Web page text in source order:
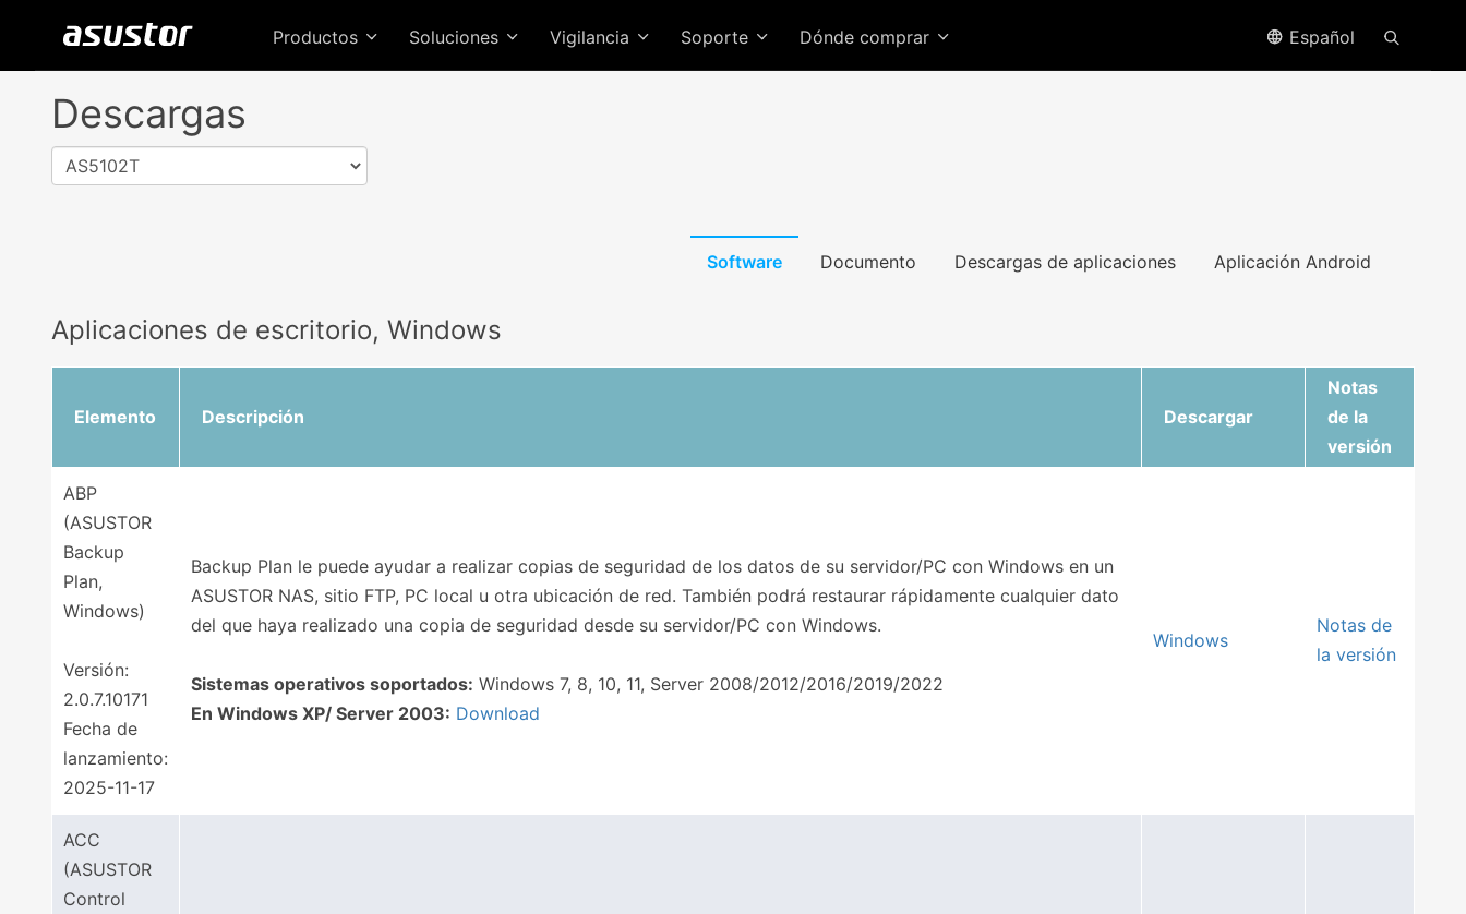
Productos Soluciones Vigilancia Soporte Dónde comprar Español
Descargas
AS5102T
Software Documento Descargas de aplicaciones Aplicación Android
Aplicaciones de escritorio, Windows
Elemento Descripción Descargar
Notas
de la
versión
ABP
(ASUSTOR
Backup
Plan,
Windows)
Versión:
2.0.7.10171
Fecha de
lanzamiento:
2025-11-17
Backup Plan le puede ayudar a realizar copias de seguridad de los datos de su servidor/PC con Windows en un
ASUSTOR NAS, sitio FTP, PC local u otra ubicación de red. También podrá restaurar rápidamente cualquier dato
del que haya realizado una copia de seguridad desde su servidor/PC con Windows.
Sistemas operativos soportados: Windows 7, 8, 10, 11, Server 2008/2012/2016/2019/2022
En Windows XP/ Server 2003: Download
Windows
Notas de
la versión
ACC
(ASUSTOR
Control